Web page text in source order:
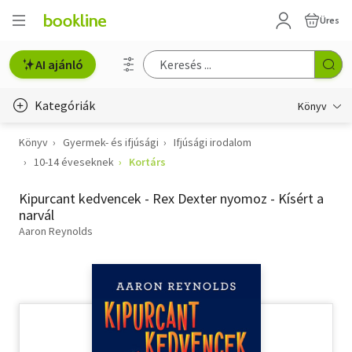
Üres
AI ajánló
Kategóriák Könyv
Életmód, egészség
Gyermek- és ifjúsági
Könyv Gyermek- és ifjúsági
Ifjúsági irodalom
10-14 éveseknek
Kortárs
Kipurcant kedvencek - Rex Dexter nyomoz - Kísért a
narvál
Aaron Reynolds